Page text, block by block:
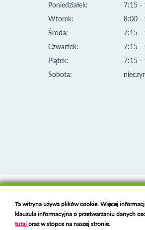
Poniedziałek:
Wtorek:
Środa:
Czwartek:
Piątek:
Sobota:
7:15 -
8:00 -
7:15 -
7:15 -
7:15 -
Deklaracja dostępności
Polski serwer RBL
https://polspam.pl/
Ta witryna używa plików cookie. Więcej
klauzula informacyjna o przetwarzaniu danych
tutajoraz w stopce na naszej stronie.